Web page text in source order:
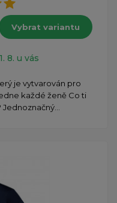
Vybrat variantu
8. u vás
je vytvarován pro
každé ženě Co ti